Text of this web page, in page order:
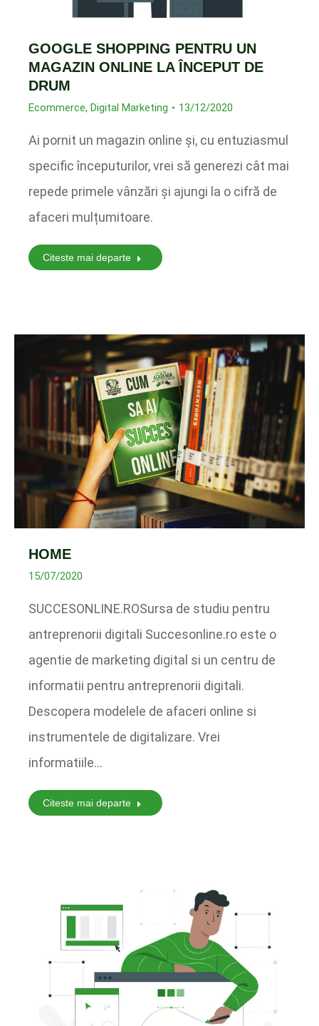
GOOGLE SHOPPING PENTRU UN
MAGAZIN ONLINE LA ÎNCEPUT DE
DRUM
Ecommerce, Digital Marketing 13/12/2020
Ai pornit un magazin online și, cu entuziasmul
specific începuturilor, vrei să generezi cât mai
repede primele vânzări și ajungi la o cifră de
afaceri mulțumitoare.
Citeste mai departe
HOME
15/07/2020
SUCCESONLINE.ROSursa de studiu pentru
antreprenorii digitali Succesonline.ro este o
agentie de marketing digital si un centru de
informatii pentru antreprenorii digitali.
Descopera modelele de afaceri online si
instrumentele de digitalizare. Vrei
informatiile…
Citeste mai departe